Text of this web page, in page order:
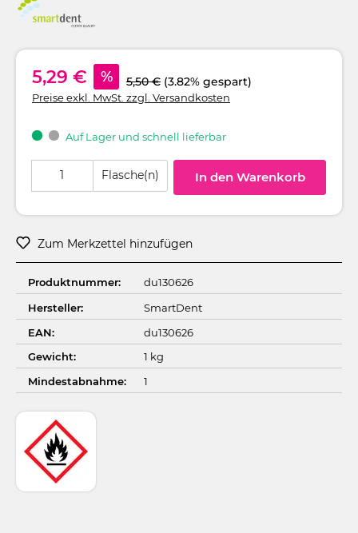
5,29 € % 5,50 € (3.82% gespart)
Preise exkl. MwSt. zzgl. Versandkosten
Auf Lager und schnell lieferbar
Flasche(n) In den Warenkorb
Zum Merkzettel hinzufügen
Produktnummer:
du130626
Hersteller:
SmartDent
EAN:
du130626
Gewicht:
1 kg
Mindestabnahme:
1